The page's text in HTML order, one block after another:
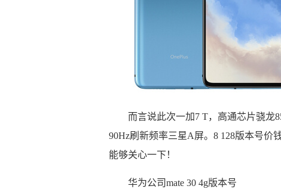
而言说此次一加7 T，高通芯片骁龙
90Hz刷新频率三星A屏。8 128版本号价
能够关心一下！
华为公司mate 30 4g版本号